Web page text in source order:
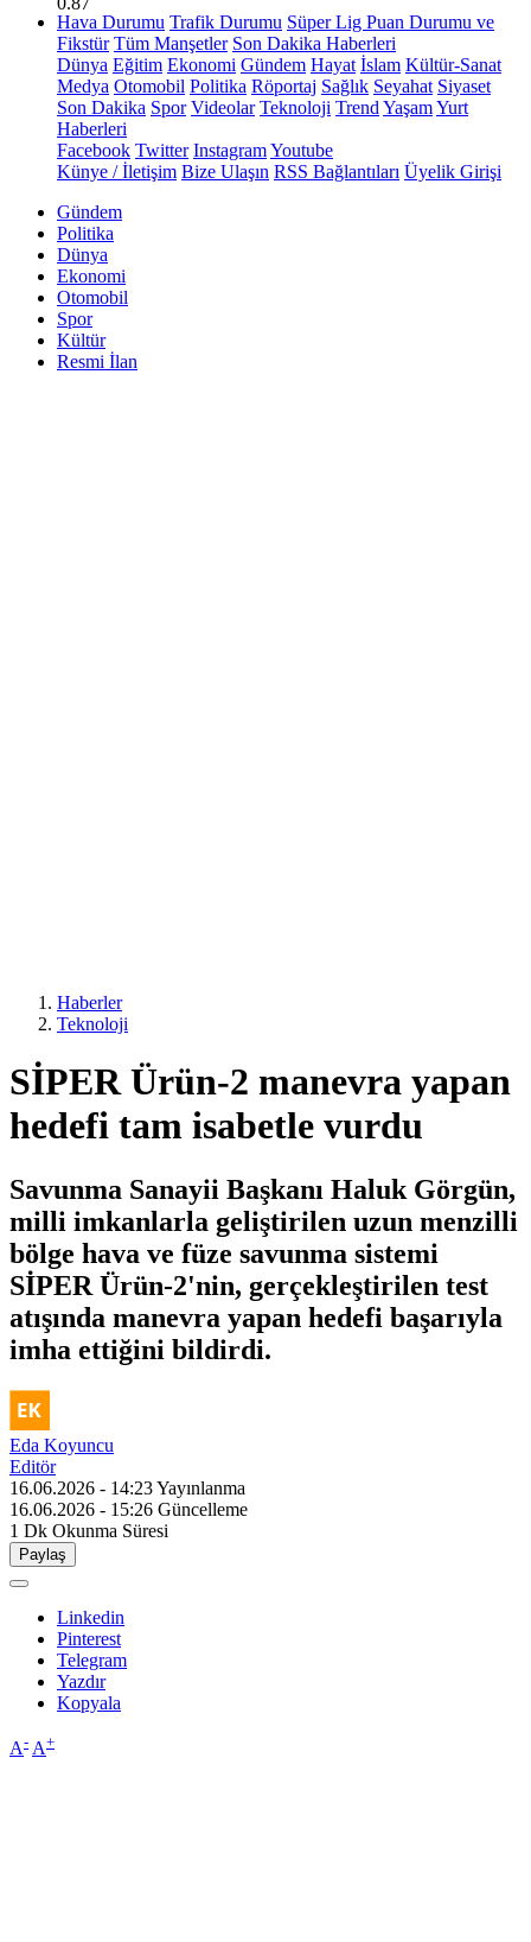
Hava Durumu Trafik Durumu Süper Lig Puan Durumu ve
Fikstür Tüm Manşetler Son Dakika Haberleri
Dünya Eğitim Ekonomi Gündem Hayat İslam Kültür-Sanat
Medya Otomobil Politika Röportaj Sağlık Seyahat Siyaset
Son Dakika Spor Videolar Teknoloji Trend YaşamYurt
Haberleri
Facebook Twitter InstagramYoutube
Künye / İletişim Bize Ulaşın RSS Bağlantıları Üyelik Girişi
Gündem
Politika
Dünya
Ekonomi
Otomobil
Spor
Kültür
Resmi İlan
Haberler
Teknoloji
SİPER Ürün-2 manevra yapan
hedefi tam isabetle vurdu
Savunma Sanayii Başkanı Haluk Görgün,
milli imkanlarla geliştirilen uzun menzilli
bölge hava ve füze savunma sistemi
SİPER Ürün-2'nin, gerçekleştirilen test
atışında manevra yapan hedefi başarıyla
imha ettiğini bildirdi.
Eda Koyuncu
Editör
16.06.2026 - 14:23Yayınlanma
16.06.2026 - 15:26 Güncelleme
1 Dk Okunma Süresi
Paylaş
Linkedin
Pinterest
Telegram
Yazdır
Kopyala
A- A+